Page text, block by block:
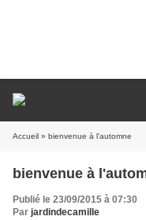
Accueil » bienvenue à l'automne
bienvenue à
Publié le 23/09/2015 à 07:30
Par jardindecamille